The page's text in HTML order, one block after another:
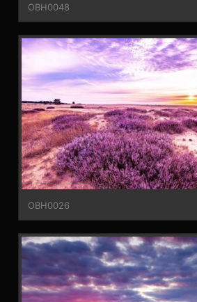
OBH0048
OBH0026